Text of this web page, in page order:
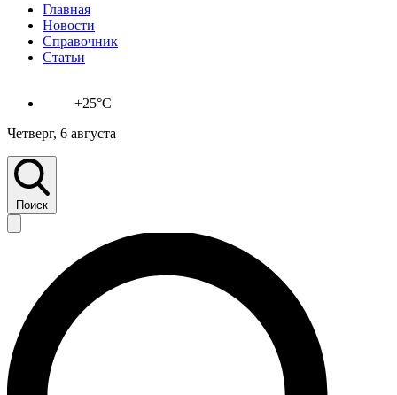
Главная
Новости
Справочник
Статьи
+25°C
Четверг, 6 августа
Поиск